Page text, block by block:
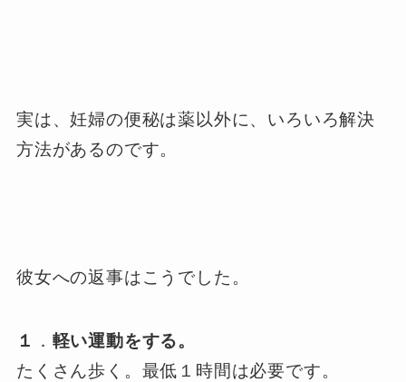
実は、妊婦の便秘は薬以外に、いろいろ解決
方法があるのです。
彼女への返事はこうでした。
１ ． 軽い運動をする。
たくさん歩く。最低１時間は必要です。